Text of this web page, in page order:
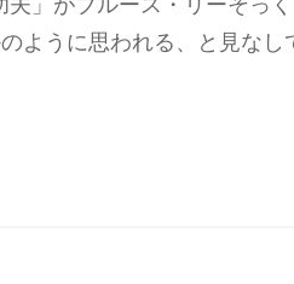
ように思われる、と見なし